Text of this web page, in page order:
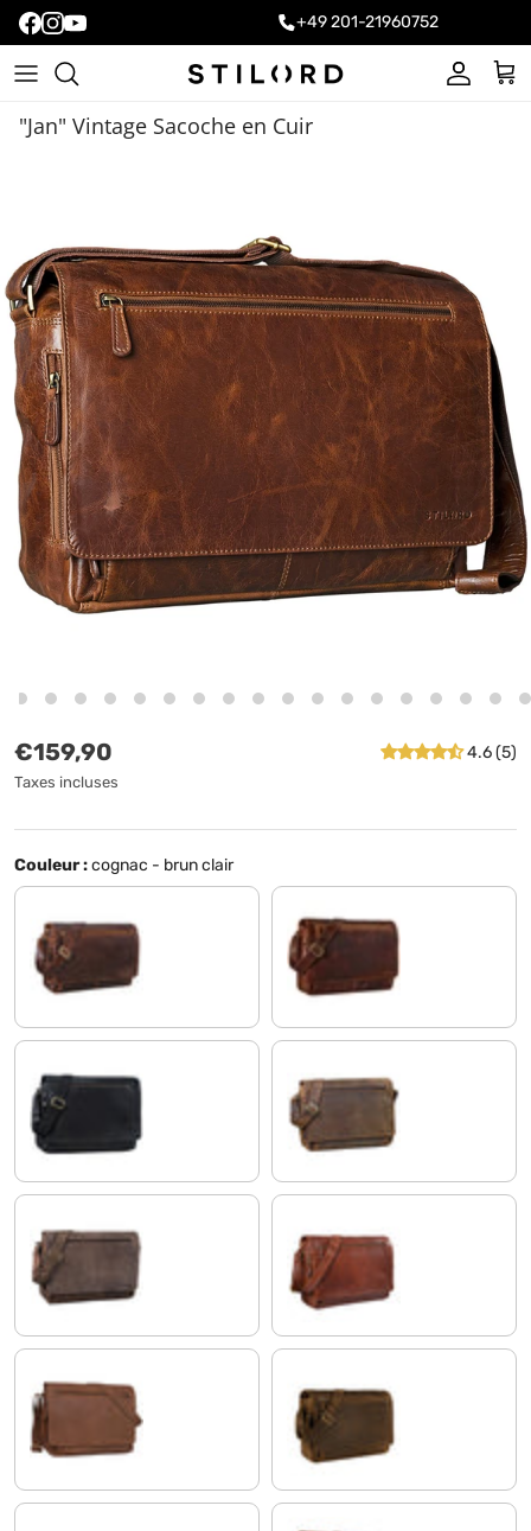
+49 201-21960752
Compte
"Jan" Vintage Sacoche en Cuir
Prix habituel
€159,90
Taxes incluses
4.6 (5)
Couleur :cognac - brun clair
kansas - marron florida - marron
noir colorado - marron
morino - marron maraska - marron
brasilia - marron calais - marron